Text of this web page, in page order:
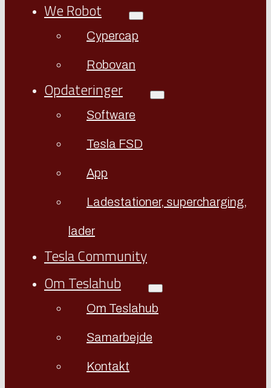
We Robot
Cypercap
Robovan
Opdateringer
Software
Tesla FSD
App
Ladestationer, supercharging,
lader
Tesla Community
Om Teslahub
Om Teslahub
Samarbejde
Kontakt